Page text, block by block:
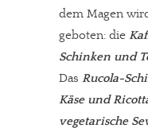
dem Magen
geboten: die
Schinken und
Das Rucola-
Käse und
vegetarische